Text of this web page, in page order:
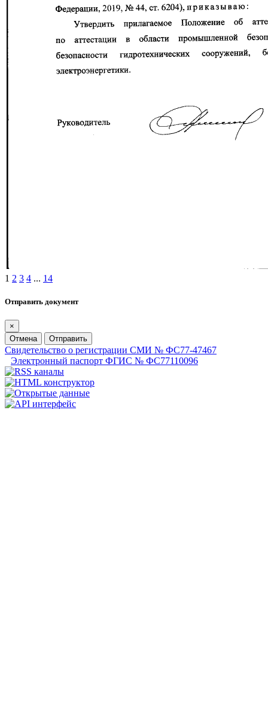
1 2 3 4 ... 14
Отправить документ
×
Отмена
Отправить
Свидетельство о регистрации СМИ № ФС77-47467
Электронный паспорт ФГИС № ФС77110096